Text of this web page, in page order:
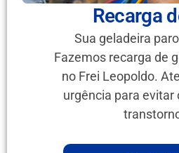
Recarga
Sua geladeira
Fazemos recarga de
no Frei Leopoldo.
urgência para evitar